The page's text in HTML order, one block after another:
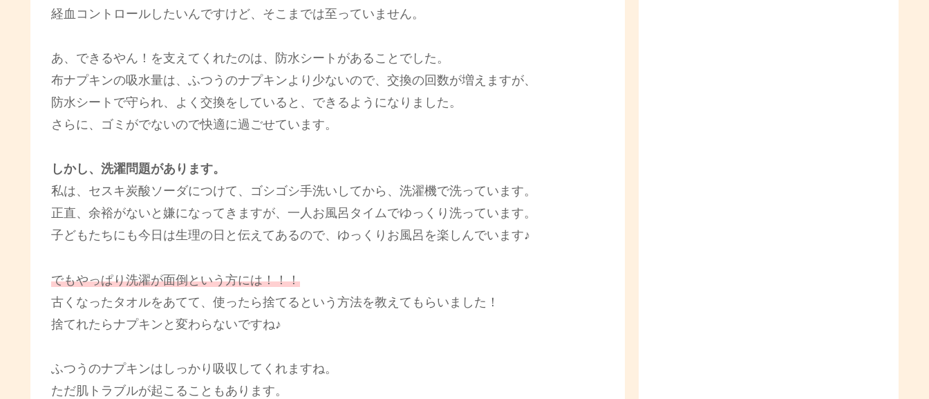
経血コントロールしたいんですけど、そこまでは至っていません。
あ、できるやん！を支えてくれたのは、防水シートがあることでした。
布ナプキンの吸水量は、ふつうのナプキンより少ないので、交換の回数が増えますが、
防水シートで守られ、よく交換をしていると、できるようになりました。
さらに、ゴミがでないので快適に過ごせています。
しかし、洗濯問題があります。
私は、セスキ炭酸ソーダにつけて、ゴシゴシ手洗いしてから、洗濯機で洗っています。
正直、余裕がないと嫌になってきますが、一人お風呂タイムでゆっくり洗っています。
子どもたちにも今日は生理の日と伝えてあるので、ゆっくりお風呂を楽しんでいます♪
でもやっぱり洗濯が面倒という方には！！！
古くなったタオルをあてて、使ったら捨てるという方法を教えてもらいました！
捨てれたらナプキンと変わらないですね♪
ふつうのナプキンはしっかり吸収してくれますね。
ただ肌トラブルが起こることもあります。